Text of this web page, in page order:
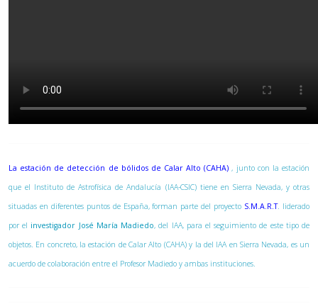
La estación de detección de bólidos de Calar Alto (CAHA) , junto con la estación
que el Instituto de Astrofísica de Andalucía (IAA-CSIC) tiene en Sierra Nevada, y otras
situadas en diferentes puntos de España, forman parte del proyecto S.M.A.R.T. liderado
por el investigador José María Madiedo, del IAA, para el seguimiento de este tipo de
objetos. En concreto, la estación de Calar Alto (CAHA) y la del IAA en Sierra Nevada, es un
acuerdo de colaboración entre el Profesor Madiedo y ambas instituciones.